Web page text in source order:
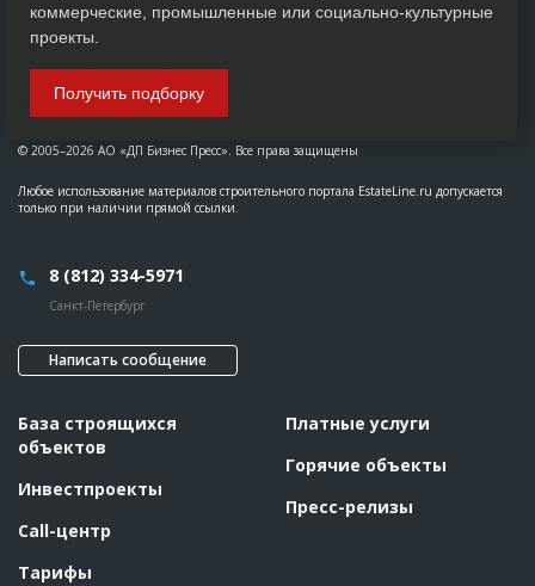
© 2005–2026 АО «ДП Бизнес Пресс». Все права защищены
Любое использование материалов строительного портала EstateLine.ru допускается
только при наличии прямой ссылки.
8 (812) 334-5971
Санкт-Петербург
Написать сообщение
База строящихся
объектов
Инвестпроекты
Call-центр
Тарифы
Платные услуги
Горячие объекты
Пресс-релизы
коммерческие, промышленные или социально-культурные
проекты.
Получить подборку